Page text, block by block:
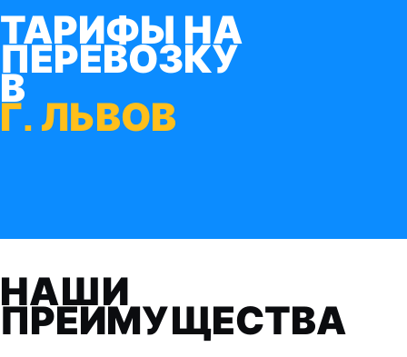
ТАРИФЫ НА
ПЕРЕВОЗКУ
В
Г. ЛЬВОВ
НАШИ
ПРЕИМУЩЕСТВА